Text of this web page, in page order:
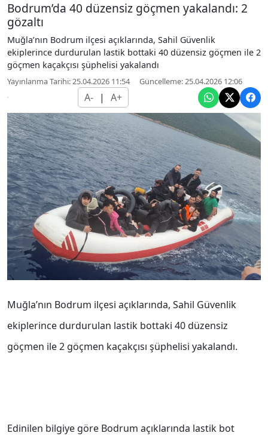
Bodrum’da 40 düzensiz göçmen yakalandı: 2
gözaltı
Muğla’nın Bodrum ilçesi açıklarında, Sahil Güvenlik
ekiplerince durdurulan lastik bottaki 40 düzensiz göçmen ile 2
göçmen kaçakçısı şüphelisi yakalandı
Yayınlanma Tarihi: 25.04.2026 11:54 Güncelleme: 25.04.2026 12:06
A- | A+
Muğla’nın Bodrum ilçesi açıklarında, Sahil Güvenlik
ekiplerince durdurulan lastik bottaki 40 düzensiz
göçmen ile 2 göçmen kaçakçısı şüphelisi yakalandı.
Edinilen bilgiye göre Bodrum açıklarında lastik bot